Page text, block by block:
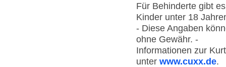
Für Behinderte gibt
Kinder unter 18
- Diese Angaben
ohne Gewähr. -
Informationen zur
unter www.cuxx.de.